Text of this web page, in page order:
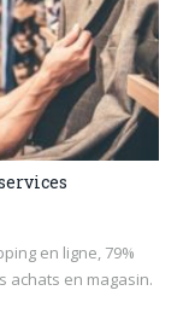
en ligne, 79%
achats en magasin.